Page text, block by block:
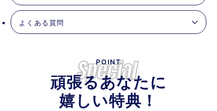
よくある質問
POINT
頑張るあなたに
嬉しい特典！